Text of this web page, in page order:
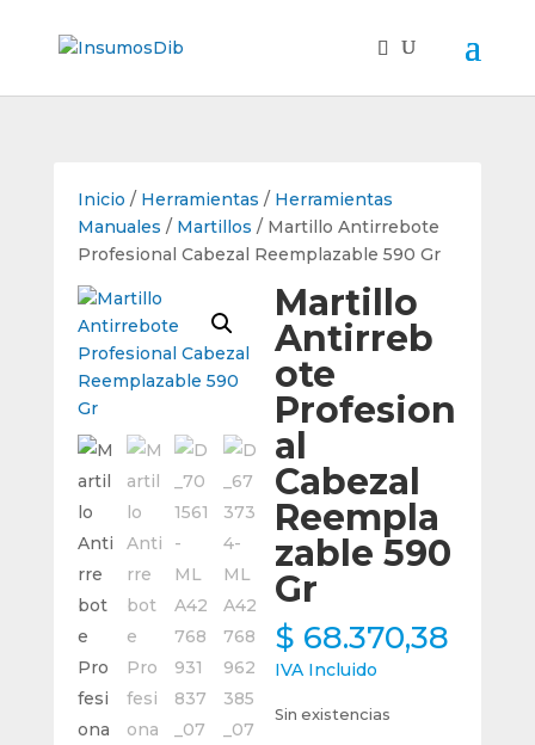
Inicio / Herramientas / Herramientas
Manuales / Martillos / Martillo Antirrebote
Profesional Cabezal Reemplazable 590 Gr
Martillo
Antirreb
ote
Profesion
al
Cabezal
Reempla
zable 590
Gr
$ 68.370,38
IVA Incluido
Sin existencias